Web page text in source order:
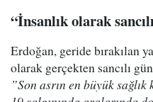
“İnsanlık olarak
Erdoğan, geride bırakılan
olarak gerçekten sancılı
”Son asrın en büyük